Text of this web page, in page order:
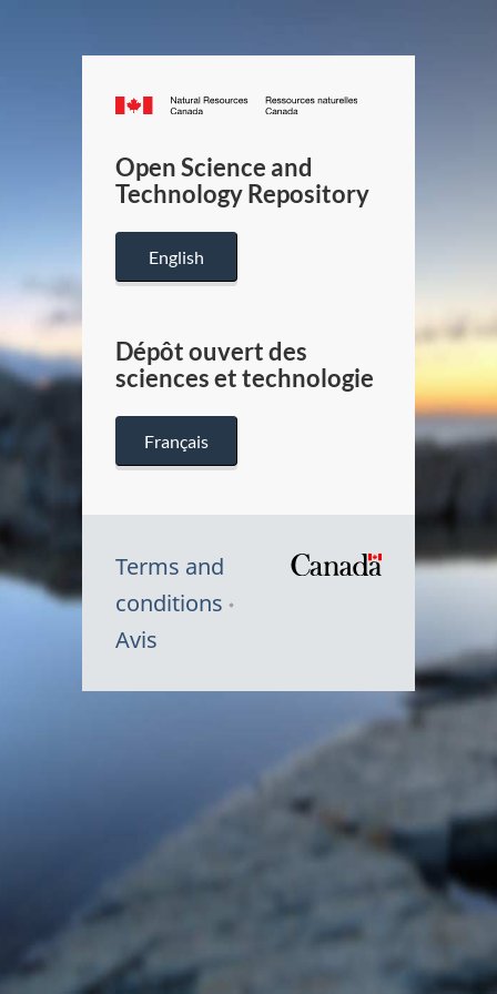
Canada.ca
/
Canada
Open Science and
Technology Repository
English
Dépôt ouvert des
sciences et technologie
Français
Terms and
conditions
Avis
du